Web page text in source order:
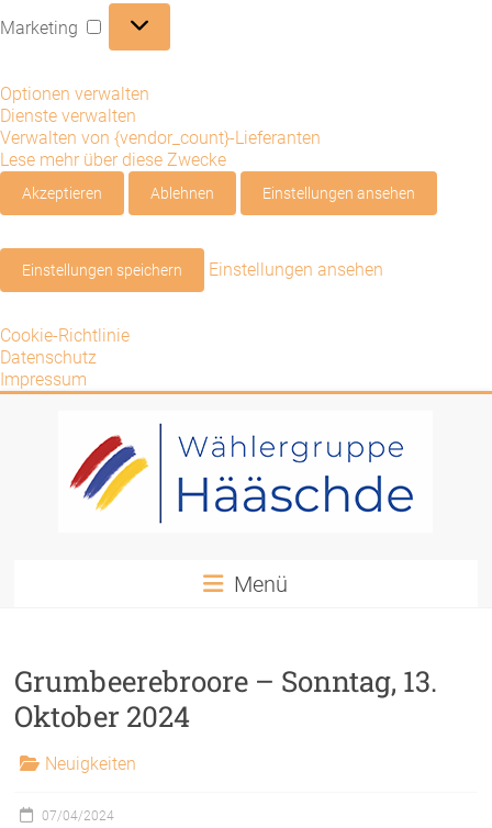
Marketing
Marketing
Optionen verwalten
Dienste verwalten
Verwalten von {vendor_count}-Lieferanten
Lese mehr über diese Zwecke
Akzeptieren Ablehnen Einstellungen ansehen
Einstellungen speichern Einstellungen ansehen
Cookie-Richtlinie
Datenschutz
Impressum
Wählergruppe
WG
Hääschde
Menü
Grumbeerebroore – Sonntag, 13.
Oktober 2024
Neuigkeiten
07/04/2024